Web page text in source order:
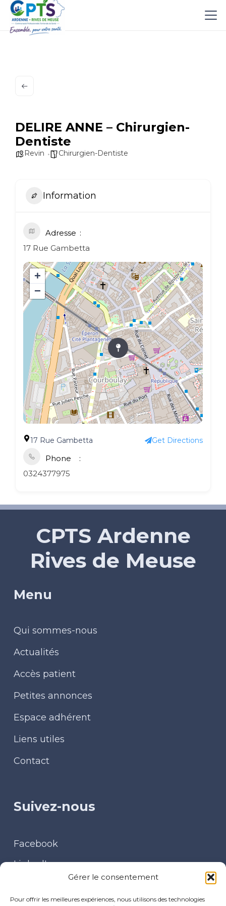
Gérer le consentement
Pour offrir les meilleures expériences, nous utilisons des technologies
DELIRE ANNE – Chirurgien-
Dentiste
Revin Chirurgien-Dentiste
Information
Adresse
17 Rue Gambetta
+
−
17 Rue Gambetta Get Directions
Phone
0324377975
CPTS Ardenne
Rives de Meuse
Menu
Qui sommes-nous
Actualités
Accès patient
Petites annonces
Espace adhérent
Liens utiles
Contact
Suivez-nous
Facebook
LinkedIn
Contact